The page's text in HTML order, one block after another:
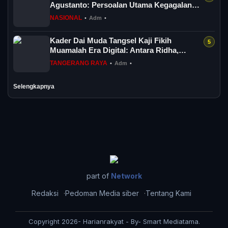
Agustanto: Persoalan Utama Kegagalan
Menciptakan...
NASIONAL • Adm •
Kader Dai Muda Tangsel Kaji Fikih
Muamalah Era Digital: Antara Ridha,
Mu’athah d...
TANGERANG RAYA • Adm •
Selengkapnya
part of Network
Redaksi
Pedoman Media siber Tentang Kami
Copyright 2026- Harianrakyat - By- Smart Mediatama.